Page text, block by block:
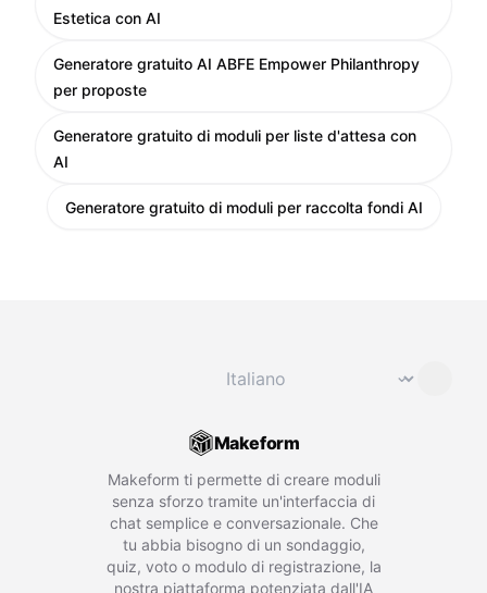
Estetica con AI
Generatore gratuito AI ABFE Empower Philanthropy
per proposte
Generatore gratuito di moduli per liste d'attesa con
AI
Generatore gratuito di moduli per raccolta fondi AI
⌄
Makeform
Makeform ti permette di creare moduli
senza sforzo tramite un'interfaccia di
chat semplice e conversazionale. Che
tu abbia bisogno di un sondaggio,
quiz, voto o modulo di registrazione, la
nostra piattaforma potenziata dall'IA